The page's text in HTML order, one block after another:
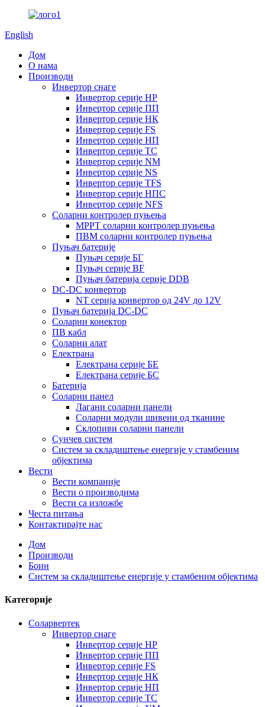
English
Дом
О нама
Производи
Инвертор снаге
Инвертор серије HP
Инвертор серије ПП
Инвертор серије НК
Инвертор серије FS
Инвертор серије НП
Инвертор серије ТС
Инвертор серије NM
Инвертор серије NS
Инвертор серије TFS
Инвертор серије НПС
Инвертор серије NFS
Соларни контролер пуњења
MPPT соларни контролер пуњења
ПВМ соларни контролер пуњења
Пуњач батерије
Пуњач серије БГ
Пуњач серије BF
Пуњач батерија серије DDB
DC-DC конвертор
NT серија конвертор од 24V до 12V
Пуњач батерија DC-DC
Соларни конектор
ПВ кабл
Соларни алат
Електрана
Електрана серије БЕ
Електрана серије БС
Батерија
Соларни панел
Лагани соларни панели
Соларни модули шивени од тканине
Склопиви соларни панели
Сунчев систем
Систем за складиштење енергије у стамбеним
објектима
Вести
Вести компаније
Вести о производима
Вести са изложбе
Честа питања
Контактирајте нас
Дом
Производи
Боин
Систем за складиштење енергије у стамбеним објектима
Категорије
Соларвертек
Инвертор снаге
Инвертор серије HP
Инвертор серије ПП
Инвертор серије FS
Инвертор серије НК
Инвертор серије НП
Инвертор серије ТС